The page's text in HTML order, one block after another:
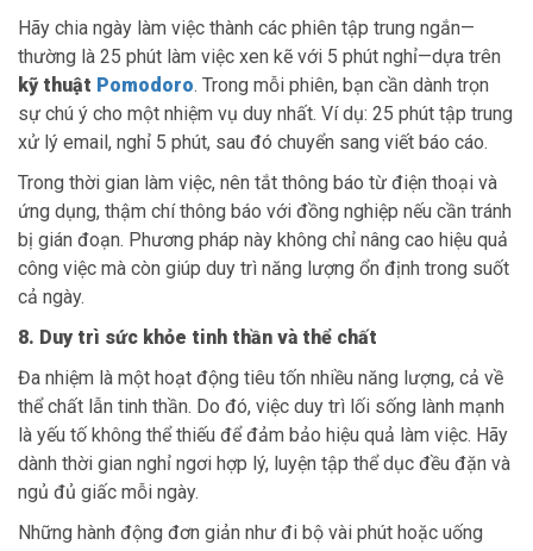
Hãy chia ngày làm việc thành các phiên tập trung ngắn—
thường là 25 phút làm việc xen kẽ với 5 phút nghỉ—dựa trên
kỹ thuật Pomodoro. Trong mỗi phiên, bạn cần dành trọn
sự chú ý cho một nhiệm vụ duy nhất. Ví dụ: 25 phút tập trung
xử lý email, nghỉ 5 phút, sau đó chuyển sang viết báo cáo.
Trong thời gian làm việc, nên tắt thông báo từ điện thoại và
ứng dụng, thậm chí thông báo với đồng nghiệp nếu cần tránh
bị gián đoạn. Phương pháp này không chỉ nâng cao hiệu quả
công việc mà còn giúp duy trì năng lượng ổn định trong suốt
cả ngày.
8. Duy trì sức khỏe tinh thần và thể chất
Đa nhiệm là một hoạt động tiêu tốn nhiều năng lượng, cả về
thể chất lẫn tinh thần. Do đó, việc duy trì lối sống lành mạnh
là yếu tố không thể thiếu để đảm bảo hiệu quả làm việc. Hãy
dành thời gian nghỉ ngơi hợp lý, luyện tập thể dục đều đặn và
ngủ đủ giấc mỗi ngày.
Những hành động đơn giản như đi bộ vài phút hoặc uống